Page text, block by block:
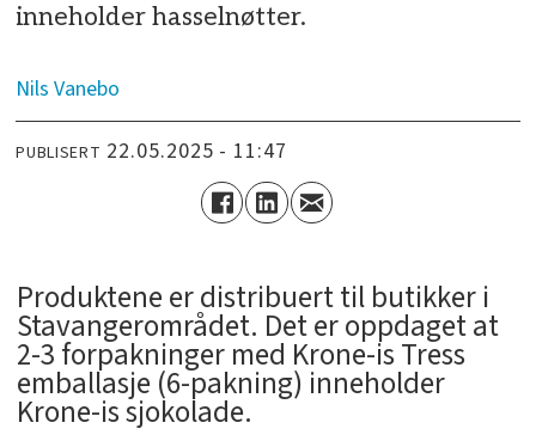
inneholder hasselnøtter.
Nils Vanebo
PUBLISERT 22.05.2025 - 11:47
Produktene er distribuert til butikker i
Stavangerområdet. Det er oppdaget at
2-3 forpakninger med Krone-is Tress
emballasje (6-pakning) inneholder
Krone-is sjokolade.